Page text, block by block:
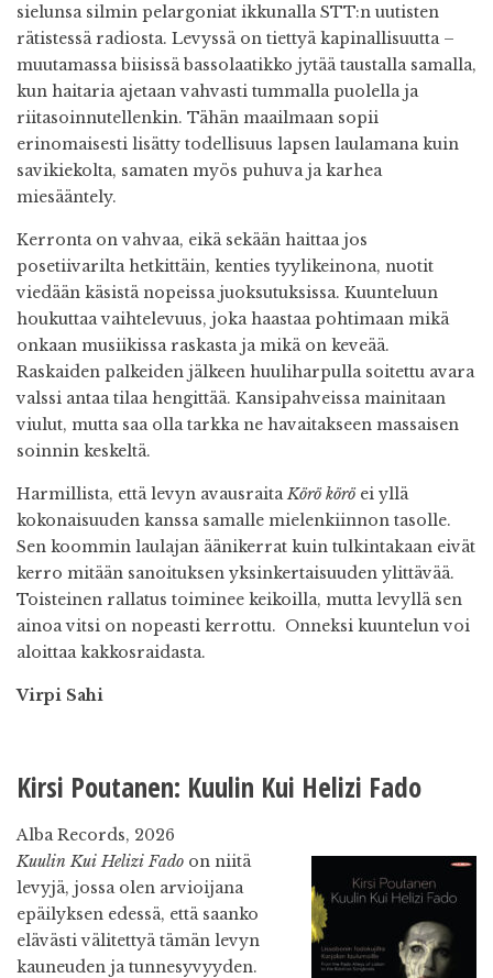
sielunsa silmin pelargoniat ikkunalla STT:n uutisten
rätistessä radiosta. Levyssä on tiettyä kapinallisuutta –
muutamassa biisissä bassolaatikko jytää taustalla samalla,
kun haitaria ajetaan vahvasti tummalla puolella ja
riitasoinnutellenkin. Tähän maailmaan sopii
erinomaisesti lisätty todellisuus lapsen laulamana kuin
savikiekolta, samaten myös puhuva ja karhea
miesääntely.
Kerronta on vahvaa, eikä sekään haittaa jos
posetiivarilta hetkittäin, kenties tyylikeinona, nuotit
viedään käsistä nopeissa juoksutuksissa. Kuunteluun
houkuttaa vaihtelevuus, joka haastaa pohtimaan mikä
onkaan musiikissa raskasta ja mikä on keveää.
Raskaiden palkeiden jälkeen huuliharpulla soitettu avara
valssi antaa tilaa hengittää. Kansipahveissa mainitaan
viulut, mutta saa olla tarkka ne havaitakseen massaisen
soinnin keskeltä.
Harmillista, että levyn avausraitaKörö köröei yllä
kokonaisuuden kanssa samalle mielenkiinnon tasolle.
Sen koommin laulajan äänikerrat kuin tulkintakaan eivät
kerro mitään sanoituksen yksinkertaisuuden ylittävää.
Toisteinen rallatus toiminee keikoilla, mutta levyllä sen
ainoa vitsi on nopeasti kerrottu. Onneksi kuuntelun voi
aloittaa kakkosraidasta.
Virpi Sahi
Kirsi Poutanen: Kuulin Kui Helizi Fado
Alba Records, 2026
Kuulin Kui Helizi Fado on niitä
levyjä, jossa olen arvioijana
epäilyksen edessä, että saanko
elävästi välitettyä tämän levyn
kauneuden ja tunnesyvyyden.